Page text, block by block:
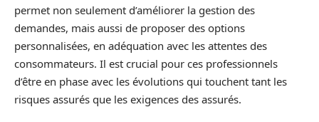
permet non seulement d’améliorer la gestion des
demandes, mais aussi de proposer des options
personnalisées, en adéquation avec les attentes des
consommateurs. Il est crucial pour ces professionnels
d’être en phase avec les évolutions qui touchent tant les
risques assurés que les exigences des assurés.